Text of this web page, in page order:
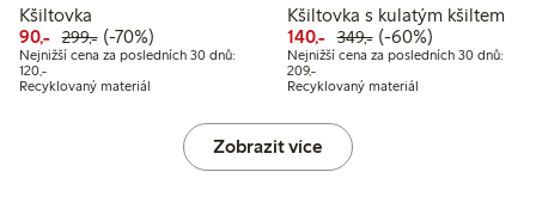
Kšiltovka
90,- Snížená cena: 90,00 Kč
299,-Běžná cena: 299,00 Kč
70% sleva
(-70%)
Nejnižší cena za posledních 30 dnů:
120,-Nejnižší cena za posledních 30 dnů: 120,00 Kč
Recyklovaný materiál
Kšiltovka s kulatým kšiltem
140,- Snížená cena: 140,00 Kč
349,-Běžná cena: 349,00
60% sleva
(-60%)
Nejnižší cena za posledních 30 dnů:
209,-Nejnižší cena za posledních 30 dnů:
Recyklovaný materiál
Zobrazit více